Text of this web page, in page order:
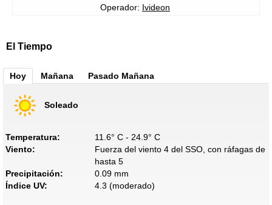
Operador: Ivideon
El Tiempo
Hoy Mañana Pasado Mañana
Soleado
Temperatura:
11.6° C - 24.9° C
Viento:
Fuerza del viento 4 del SSO, con ráfagas de
hasta 5
Precipitación:
0.09 mm
Índice UV:
4.3 (moderado)